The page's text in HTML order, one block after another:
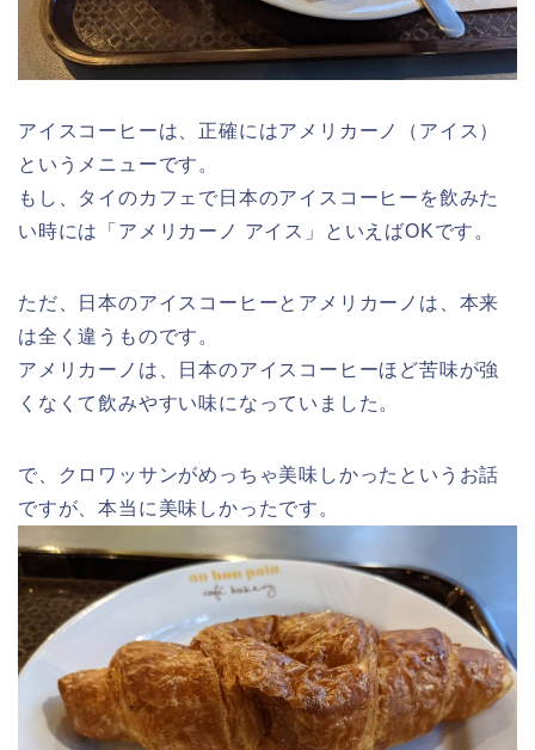
アイスコーヒーは、正確にはアメリカーノ（アイス）
というメニューです。
もし、タイのカフェで日本のアイスコーヒーを飲みた
い時には「アメリカーノ アイス」といえばOKです。
ただ、日本のアイスコーヒーとアメリカーノは、本来
は全く違うものです。
アメリカーノは、日本のアイスコーヒーほど苦味が強
くなくて飲みやすい味になっていました。
で、クロワッサンがめっちゃ美味しかったというお話
ですが、本当に美味しかったです。